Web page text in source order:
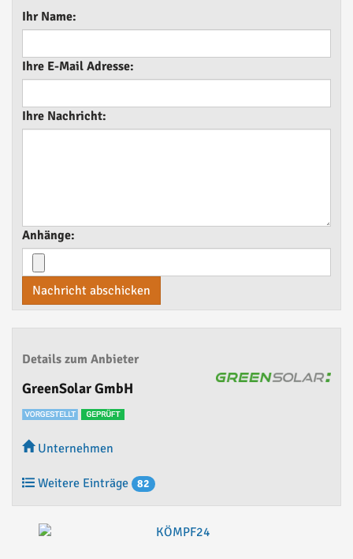
Ihr Name:
Ihre E-Mail Adresse:
Ihre Nachricht:
Anhänge:
Nachricht abschicken
Details zum Anbieter
GreenSolar GmbH
Unternehmen
Weitere Einträge 82